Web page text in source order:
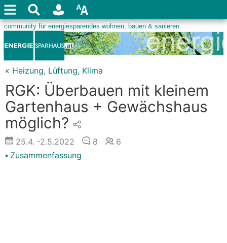
« Heizung, Lüftung, Klima
RGK: Überbauen mit kleinem
Gartenhaus + Gewächshaus
möglich?
25.4. -2.5.2022 8
6
Zusammenfassung